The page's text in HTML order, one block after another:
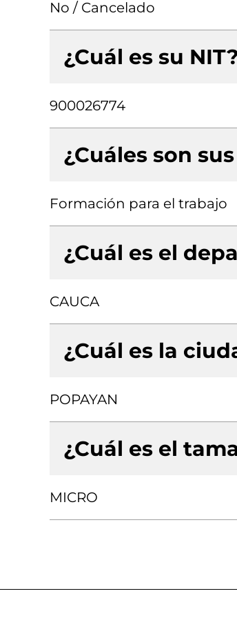
No / Cancelado
¿Cuál es su NIT?
900026774
¿Cuáles son
Formación para el trabajo
¿Cuál es el
CAUCA
¿Cuál es la
POPAYAN
¿Cuál es el
MICRO